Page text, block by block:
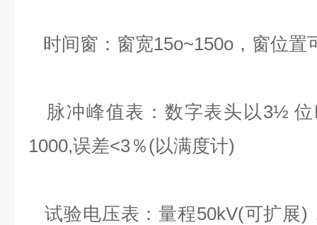
时间窗：窗宽15o~150o，窗位置
脉冲峰值表：数字表头以3½ 位
1000,误差<3％(以满度计)
试验电压表：量程50kV(可扩展)